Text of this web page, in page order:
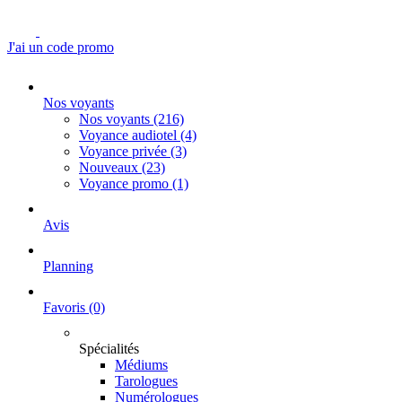
J'ai un code promo
Nos voyants
Nos voyants (216)
Voyance audiotel (4)
Voyance privée (3)
Nouveaux (23)
Voyance promo (1)
Avis
Planning
Favoris (0)
Spécialités
Médiums
Tarologues
Numérologues